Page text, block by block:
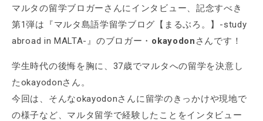
マルタの留学ブロガーさんにインタビュー、記念すべき
第1弾は『マルタ島語学留学ブログ【まるぶろ。】-study
abroad in MALTA-』のブロガー・ okayodon さんです！
学生時代の後悔を胸に、37歳でマルタへの留学を決意し
たokayodonさん。
今回は、そんなokayodonさんに留学のきっかけや現地で
の様子など、マルタ留学で経験したことをインタビュー